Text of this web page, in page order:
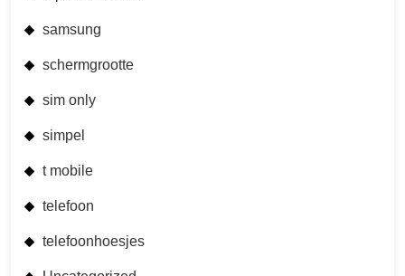
samsung
schermgrootte
sim only
simpel
t mobile
telefoon
telefoonhoesjes